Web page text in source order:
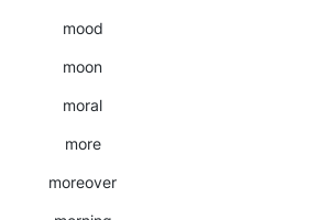
mood
moon
moral
more
moreover